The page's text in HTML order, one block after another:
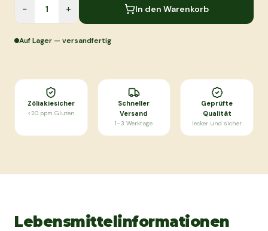
− + In den Warenkorb
Auf Lager — versandfertig
Zöliakiesicher
<20 ppm Gluten
Schneller
Versand
1–3 Werktage
Geprüfte
Qualität
lecker und sicher
Lebensmittelinformationen